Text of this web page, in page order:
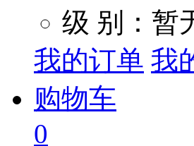
级 别：暂
我的订单 我
购物车
0